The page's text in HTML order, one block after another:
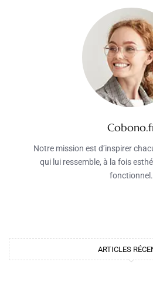
Notre mission est d’inspirer
qui lui ressemble, à la fois
fonctionnel.
ARTICLES